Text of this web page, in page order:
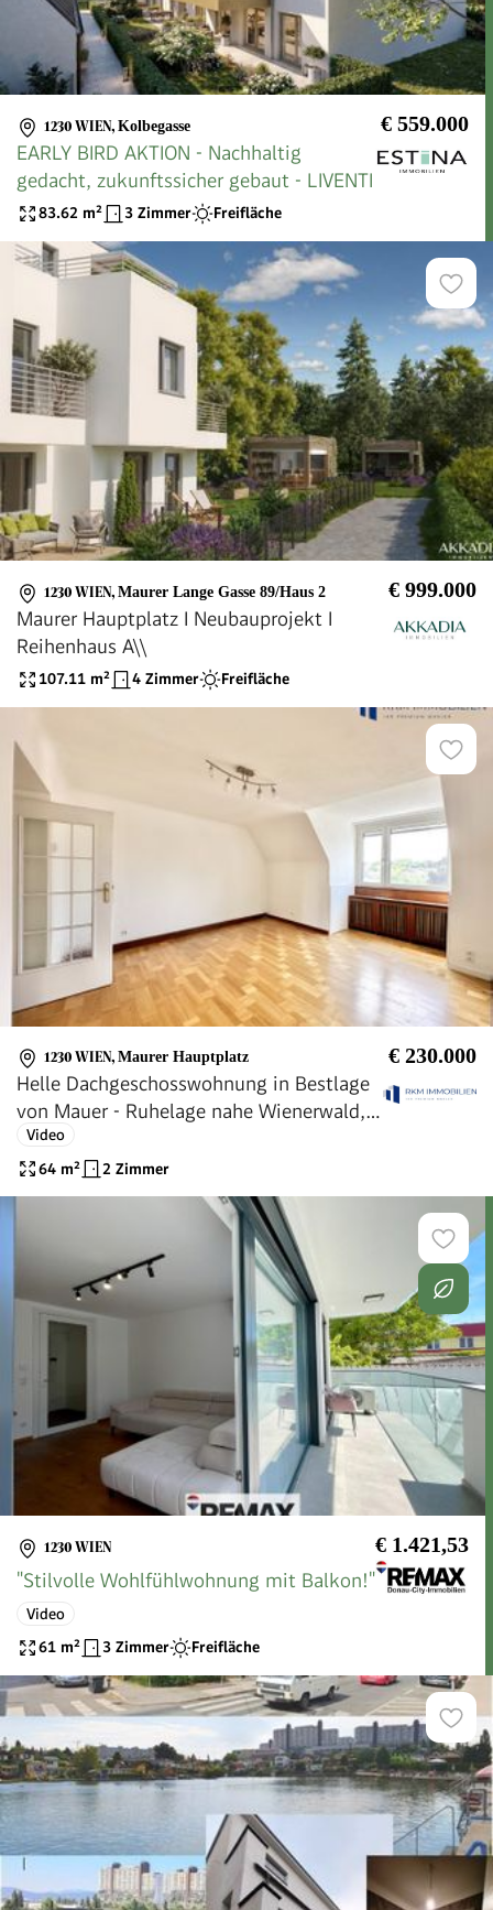
1230 WIEN, Kolbegasse € 559.000
EARLY BIRD AKTION - Nachhaltig
gedacht, zukunftssicher gebaut - LIVENTI
83.62 m² 3 Zimmer Freifläche
1230 WIEN, Maurer Lange Gasse 89/Haus 2 € 999.000
Maurer Hauptplatz I Neubauprojekt I
Reihenhaus A\\
107.11 m² 4 Zimmer Freifläche
1230 WIEN, Maurer Hauptplatz € 230.000
Helle Dachgeschosswohnung in Bestlage
von Mauer - Ruhelage nahe Wienerwald,
Weinbergen und Heurigen
Video
64 m² 2 Zimmer
1230 WIEN € 1.421,53
"Stilvolle Wohlfühlwohnung mit Balkon!"
Video
61 m² 3 Zimmer Freifläche